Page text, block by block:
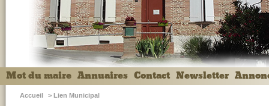
Mot du maire Annuaires Contact Newsletter
Accueil > Lien Municipal